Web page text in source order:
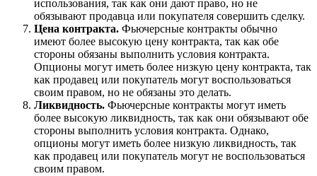
использования, так как они дают право, но не
обязывают продавца или покупателя совершить сделку.
Цена контракта. Фьючерсные контракты обычно
имеют более высокую цену контракта, так как обе
стороны обязаны выполнить условия контракта.
Опционы могут иметь более низкую цену контракта, так
как продавец или покупатель могут воспользоваться
своим правом, но не обязаны это делать.
Ликвидность. Фьючерсные контракты могут иметь
более высокую ликвидность, так как они обязывают обе
стороны выполнить условия контракта. Однако,
опционы могут иметь более низкую ликвидность, так
как продавец или покупатель могут не воспользоваться
своим правом.